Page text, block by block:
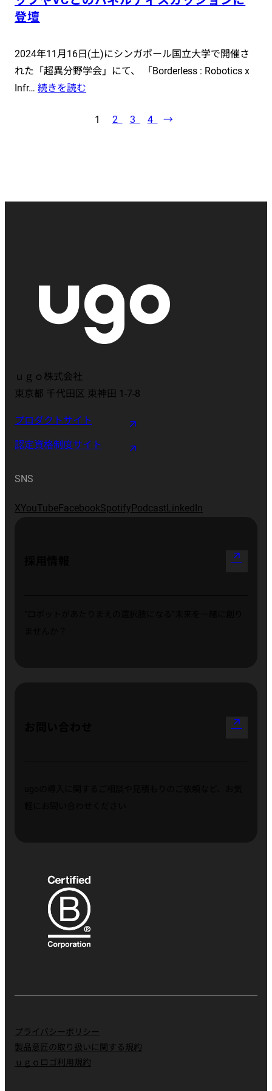
登壇
2024年11月16日(土)にシンガポール国立大学で開催さ
れた「超異分野学会」にて、 「Borderless : Robotics x
Infr… 続きを読む
1 2 3 4 →
ｕｇｏ株式会社
東京都 千代田区 東神田 1-7-8
プロダクトサイト
認定資格制度サイト
SNS
XYouTubeFacebookSpotifyPodcastLinkedIn
arrow_outward
arrow_outward
プライバシーポリシー
製品意匠の取り扱いに関する規約
ｕｇｏロゴ利用規約